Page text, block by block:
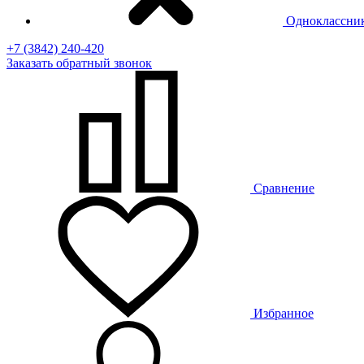
+7 (3842) 240-420
Заказать обратный звонок
Сравнение
Избранное